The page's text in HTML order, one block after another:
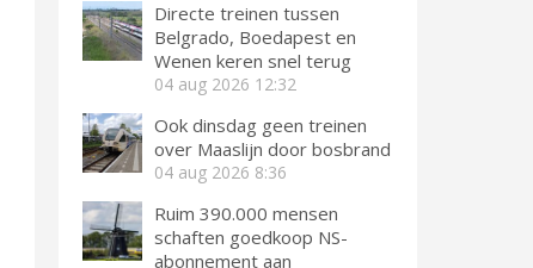
Directe treinen tussen
Belgrado, Boedapest en
Wenen keren snel terug
04 aug 2026 12:32
Ook dinsdag geen treinen
over Maaslijn door bosbrand
04 aug 2026 8:36
Ruim 390.000 mensen
schaften goedkoop NS-
abonnement aan